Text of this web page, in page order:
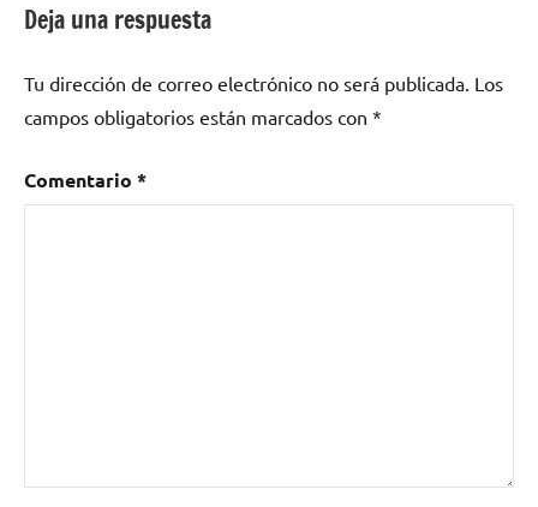
Perra
and
the
band
Deja una respuesta
Tu dirección de correo electrónico no será publicada. Los
campos obligatorios están marcados con *
Comentario *